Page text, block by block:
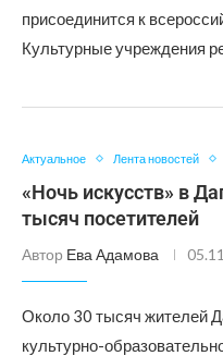
присоединится к
Культурные учреждения
Актуальное Лента новостей
«Ночь искусств» в
тысяч посетителей
Автор Ева Адамова
Около 30 тысяч жителей
культурно-